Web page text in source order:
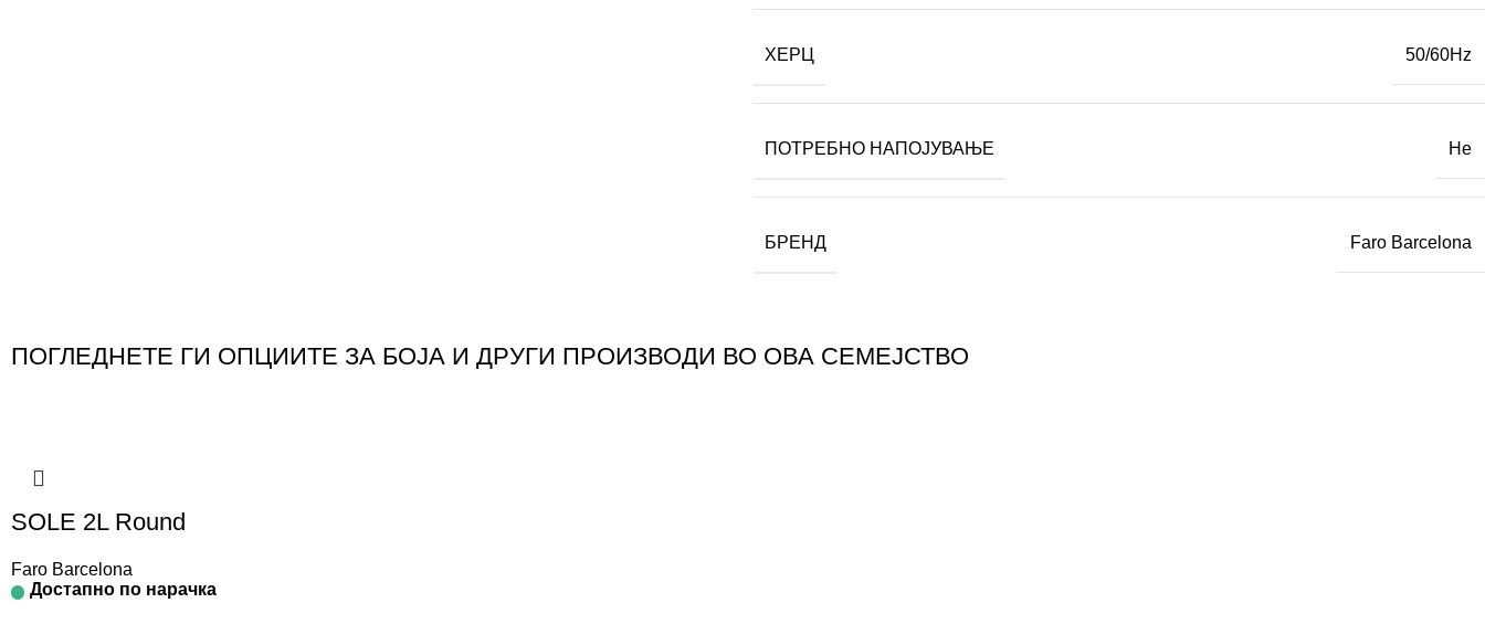
ХЕРЦ 50/60Hz
ПОТРЕБНО НАПОЈУВАЊЕ Не
БРЕНД Faro Barcelona
ПОГЛЕДНЕТЕ ГИ ОПЦИИТЕ ЗА БОЈА И ДРУГИ ПРОИЗВОДИ ВО ОВА СЕМЕЈСТВО
SOLE 2L Round
Faro Barcelona
Достапно по нарачка